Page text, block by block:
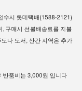
수시 롯데택배(1588-2121)
구매시 선불배송료를 지불
나 도서, 산간 지역은 추가
반품비는 3,000원 입니다